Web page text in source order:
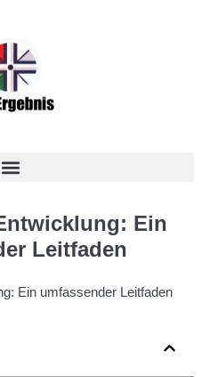
Ein
Leitfaden